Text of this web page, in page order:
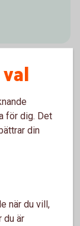
för dig. Det
din
när du vill,
du är